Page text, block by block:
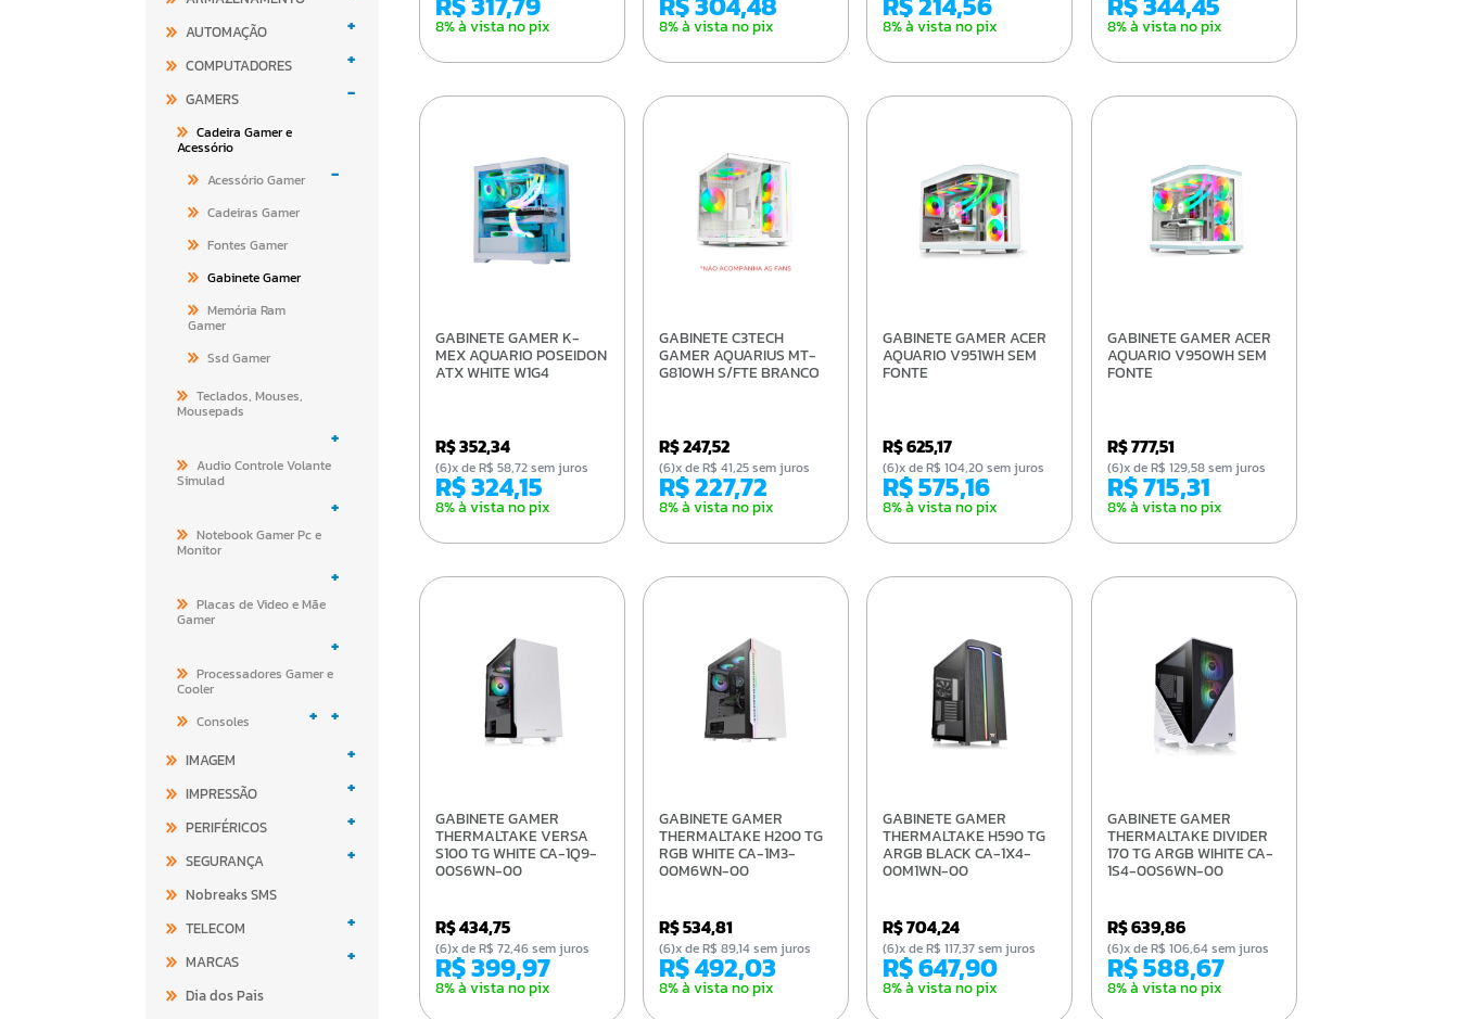
AUTOMAÇÃO +
COMPUTADORES +
GAMERS -
Cadeira Gamer e
Acessório
-
Acessório Gamer
Cadeiras Gamer
Fontes Gamer
Gabinete Gamer
Memória Ram
Gamer
Ssd Gamer
Teclados, Mouses,
Mousepads
+
Audio Controle Volante
Simulad
+
Notebook Gamer Pc e
Monitor
+
Placas de Video e Mãe
Gamer
+
Processadores Gamer e
Cooler
+
Consoles +
IMAGEM +
IMPRESSÃO +
PERIFÉRICOS +
SEGURANÇA +
Nobreaks SMS
TELECOM
+
MARCAS +
Dia dos Pais
8% à vista no pix 8% à vista no pix 8% à vista no pix 8% à vista no pix
GABINETE GAMER K-
MEX AQUARIO POSEIDON
ATX WHITE W1G4
R$ 352,34
R$ 324,15
8% à vista no pix
(6)x de R$ 58,72 sem juros
GABINETE C3TECH
GAMER AQUARIUS MT-
G810WH S/FTE BRANCO
R$ 247,52
R$ 227,72
8% à vista no pix
(6)x de R$ 41,25 sem juros
GABINETE GAMER ACER
AQUARIO V951WH SEM
FONTE
R$ 625,17
R$ 575,16
8% à vista no pix
(6)x de R$ 104,20 sem juros
GABINETE GAMER ACER
AQUARIO V950WH SEM
FONTE
R$ 777,51
R$ 715,31
8% à vista no pix
(6)x de R$ 129,58 sem juros
GABINETE GAMER
THERMALTAKE VERSA
S100 TG WHITE CA-1Q9-
00S6WN-00
R$ 434,75
R$ 399,97
8% à vista no pix
(6)x de R$ 72,46 sem juros
GABINETE GAMER
THERMALTAKE H200 TG
RGB WHITE CA-1M3-
00M6WN-00
R$ 534,81
R$ 492,03
8% à vista no pix
(6)x de R$ 89,14 sem juros
GABINETE GAMER
THERMALTAKE H590 TG
ARGB BLACK CA-1X4-
00M1WN-00
R$ 704,24
R$ 647,90
8% à vista no pix
(6)x de R$ 117,37 sem juros
GABINETE GAMER
THERMALTAKE DIVIDER
170 TG ARGB WIHITE CA-
1S4-00S6WN-00
R$ 639,86
R$ 588,67
8% à vista no pix
(6)x de R$ 106,64 sem juros